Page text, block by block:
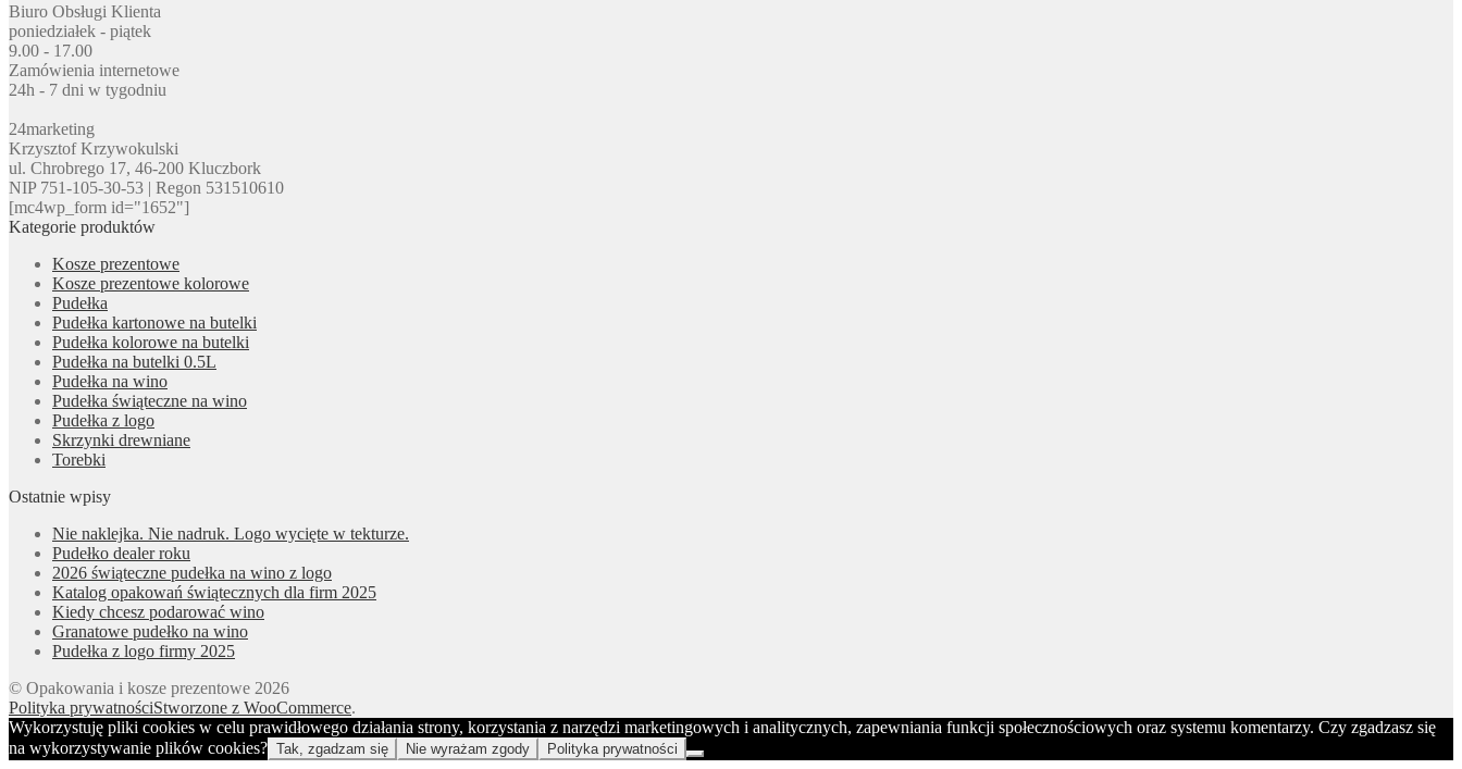
Biuro Obsługi Klienta
poniedziałek - piątek
9.00 - 17.00
Zamówienia internetowe
24h - 7 dni w tygodniu
24marketing
Krzysztof Krzywokulski
ul. Chrobrego 17, 46-200 Kluczbork
NIP 751-105-30-53 | Regon 531510610
[mc4wp_form id="1652"]
Kategorie produktów
Kosze prezentowe
Kosze prezentowe kolorowe
Pudełka
Pudełka kartonowe na butelki
Pudełka kolorowe na butelki
Pudełka na butelki 0.5L
Pudełka na wino
Pudełka świąteczne na wino
Pudełka z logo
Skrzynki drewniane
Torebki
Ostatnie wpisy
Nie naklejka. Nie nadruk. Logo wycięte w tekturze.
Pudełko dealer roku
2026 świąteczne pudełka na wino z logo
Katalog opakowań świątecznych dla firm 2025
Kiedy chcesz podarować wino
Granatowe pudełko na wino
Pudełka z logo firmy 2025
© Opakowania i kosze prezentowe 2026
Polityka prywatnościStworzone z WooCommerce.
Wykorzystuję pliki cookies w celu prawidłowego działania strony, korzystania z narzędzi marketingowych i analitycznych, zapewniania funkcji społecznościowych oraz systemu komentarzy. Czy zgadzasz się
na wykorzystywanie plików cookies? Tak, zgadzam się Nie wyrażam zgody Polityka prywatności